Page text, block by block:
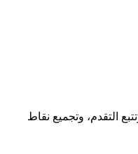
التقدم، وتجميع نقاط